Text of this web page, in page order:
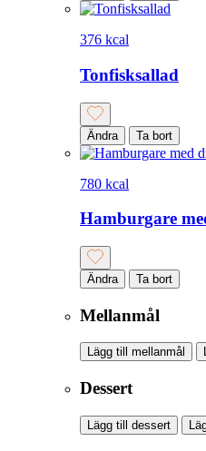
376 kcal
Tonfisksallad
Ändra Ta bort
780 kcal
Hamburgare
Ändra Ta bort
Mellanmål
Lägg till mellanmål
Dessert
Lägg till dessert